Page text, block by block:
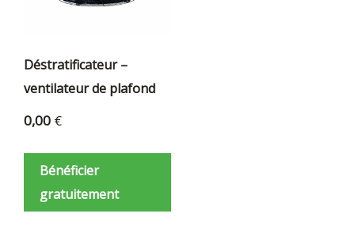
Déstratificateur –
ventilateur de plafond
0,00 €
Bénéficier
gratuitement